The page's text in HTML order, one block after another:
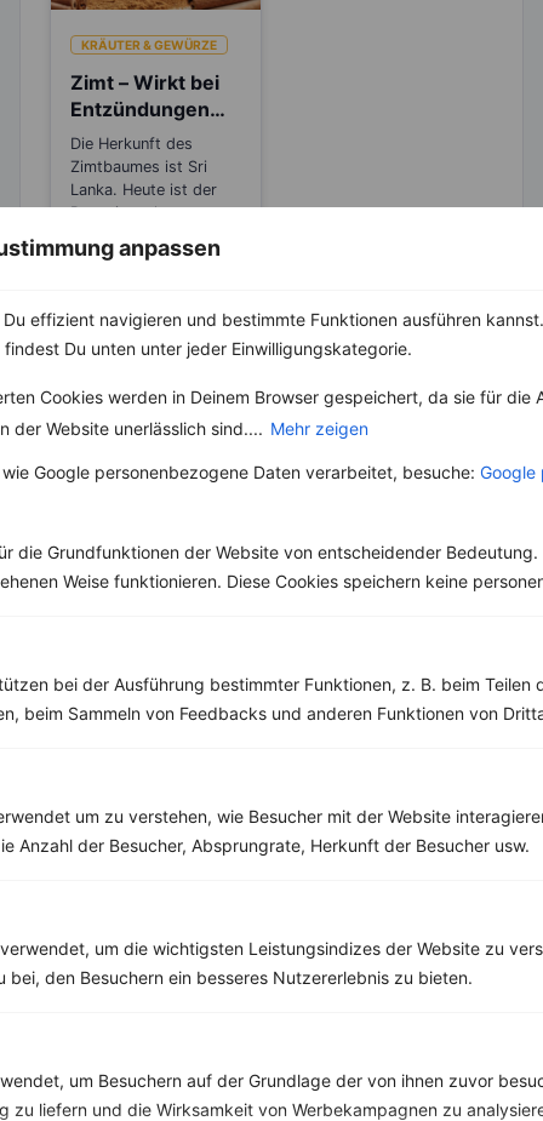
anpassen
effizient navigieren und bestimmte Funktionen ausführen
Du unten unter jeder Einwilligungskategorie.
Cookies werden in Deinem Browser gespeichert, da sie für die
der Website unerlässlich sind.... Mehr zeigen
Google personenbezogene Daten verarbeitet, besuche: Google
die Grundfunktionen der Website von entscheidender Bedeutung.
Weise funktionieren. Diese Cookies speichern keine
bei der Ausführung bestimmter Funktionen, z. B. beim Teilen
beim Sammeln von Feedbacks und anderen Funktionen von
um zu verstehen, wie Besucher mit der Website
Anzahl der Besucher, Absprungrate, Herkunft der Besucher usw.
um die wichtigsten Leistungsindizes der Website zu
bei, den Besuchern ein besseres Nutzererlebnis zu bieten.
um Besuchern auf der Grundlage der von ihnen zuvor
zu liefern und die Wirksamkeit von Werbekampagnen zu
KRÄUTER & GEWÜRZE
Zimt – Wirkt bei
Entzündungen
und Rheuma
Die Herkunft des
Zimtbaumes ist Sri
Lanka. Heute ist der
Baum in mehreren
Weitere Vegetarische Rezepte
‹
Obstsalat mit Erdbeeren, Orange, Apfel, Kiwi und Joghurt
Fett:6 g
Eiweiß:
10 g
Rezepte mit 500 bis 600 kcal
Sojamilchshake mit Johannisbeeren und Cashewkernen
Eiweiß:25 g
Kohlehydrate: